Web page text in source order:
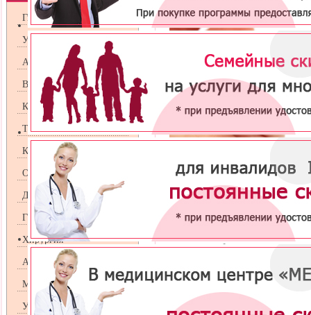
Гинекология
Урология
Андрология
Венерология
Косметология
Терапия
Кардиология
Оториноларингология
Дерматология
Гастроэнтрология
Хирургия
Аллергология
Маммология
УЗИ
В норме в течение 2 - 4 минут должно
Это время и является
Остановка кровотечения — это целый
помощью пробы "Дуке" оценивается
нарушении стенки сосудов (прокол
активизируются тромбоциты.
первичным тромбом.
Таким образом, проба дает возможность
и состояние тромбоцитарной системы в
Удлинение времен кровотечения
печени, крови, длительном приеме